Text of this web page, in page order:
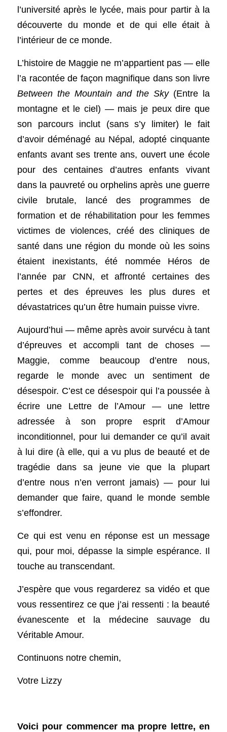
l’université après le lycée, mais pour partir à la
découverte du monde et de qui elle était à
l’intérieur de ce monde.
L’histoire de Maggie ne m’appartient pas — elle
Between the Mountain and the Sky (Entre la
montagne et le ciel) — mais je peux dire que
son parcours inclut (sans s’y limiter) le fait
d’avoir déménagé au Népal, adopté cinquante
enfants avant ses trente ans, ouvert une école
pour des centaines d’autres enfants vivant
dans la pauvreté ou orphelins après une guerre
civile brutale, lancé des programmes de
formation et de réhabilitation pour les femmes
victimes de violences, créé des cliniques de
santé dans une région du monde où les soins
étaient inexistants, été nommée Héros de
l’année par CNN, et affronté certaines des
pertes et des épreuves les plus dures et
dévastatrices qu’un être humain puisse vivre.
Aujourd’hui — même après avoir survécu à tant
d’épreuves et accompli tant de choses —
Maggie, comme beaucoup d’entre nous,
regarde le monde avec un sentiment de
désespoir. C’est ce désespoir qui l’a poussée à
écrire une Lettre de l’Amour — une lettre
adressée à son propre esprit d’Amour
inconditionnel, pour lui demander ce qu’il avait
à lui dire (à elle, qui a vu plus de beauté et de
tragédie dans sa jeune vie que la plupart
d’entre nous n’en verront jamais) — pour lui
demander que faire, quand le monde semble
s’effondrer.
Ce qui est venu en réponse est un message
qui, pour moi, dépasse la simple espérance. Il
touche au transcendant.
J’espère que vous regarderez sa vidéo et que
vous ressentirez ce que j’ai ressenti : la beauté
évanescente et la médecine sauvage du
Véritable Amour.
Continuons notre chemin,
Votre Lizzy
Voici pour commencer ma propre lettre, en